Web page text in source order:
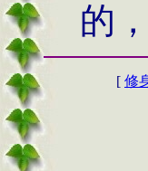
的
[ 修